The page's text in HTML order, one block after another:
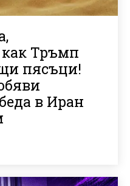
Тръмп
пясъци!
в Иран